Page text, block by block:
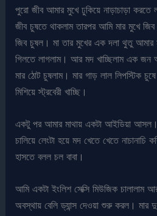
পুরো জীব আমার মুখে ঢুকিয়ে নাড়াচাড়া
জীব চুষতে থাকলাম তারপর আমি মার মুখে
জিব চুষল। মা তার মুখের এক দলা থুতু
গিলতে লাগলাম। আর মদ খাচ্ছিলাম এক
মার ঠোট চুষলাম। মার গাড় লাল লিপস্টিক
মিশিয়ে স্ট্রবেরী খাচ্ছি।
একটু পর আমার মাথায় একটা আইডিয়া আসল।
চালিয়ে লেংটা হয়ে মদ খেতে খেতে নাচানাচি
হাসতে বলল চল বাবা।
আমি একটা ইংলিশ সেক্সি মিউজিক চালালাম
অবস্থায় বেলি ড্যান্স দেওয়া শুরু করল। মার